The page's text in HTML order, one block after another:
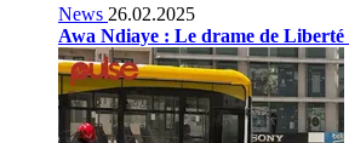
News 26.02.2025
Awa Ndiaye : Le drame de Liberté